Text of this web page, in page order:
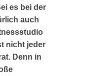
es bei der
auch
nicht jeder
Denn in